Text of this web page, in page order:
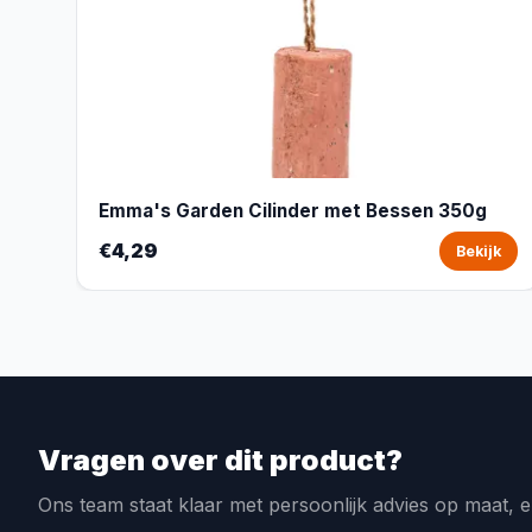
Emma's Garden Cilinder met Bessen 350g
€4,29 Bekijk
Vragen over dit product?
Ons team staat klaar met persoonlijk advies op maat,